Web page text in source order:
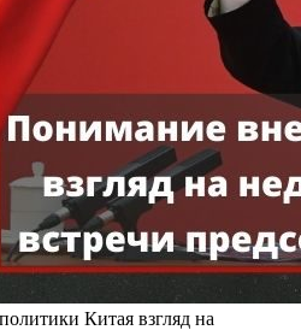
Китая взгляд на